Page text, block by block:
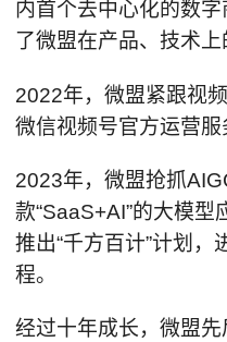
内首个去中心化的数
了微盟在产品、技术上
2022年，微盟紧跟视
微信视频号官方运营服
2023年，微盟抢抓
款“SaaS+AI”的大模
推出“千方百计”计划
程。
经过十年成长，微盟